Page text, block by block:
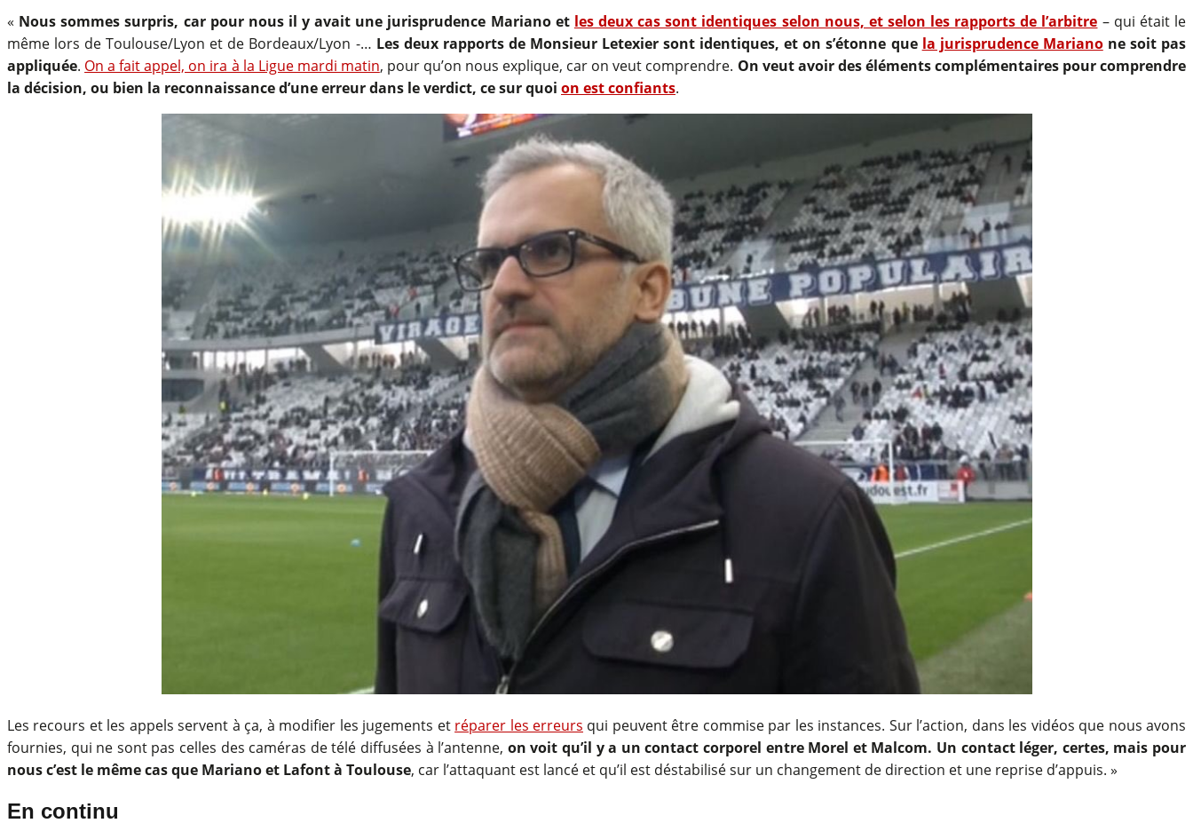
« Nous sommes surpris, car pour nous il y avait une jurisprudence Mariano et les deux cas sont identiques selon nous, et selon les rapports de l’arbitre – qui était le
même lors de Toulouse/Lyon et de Bordeaux/Lyon -… Les deux rapports de Monsieur Letexier sont identiques, et on s’étonne que la jurisprudence Marianone soit pas
appliquée. On a fait appel, on ira à la Ligue mardi matin, pour qu’on nous explique, car on veut comprendre. On veut avoir des éléments complémentaires pour comprendre
la décision, ou bien la reconnaissance d’une erreur dans le verdict, ce sur quoi on est confiants.
Les recours et les appels servent à ça, à modifier les jugements et réparer les erreurs qui peuvent être commise par les instances. Sur l’action, dans les vidéos que nous avons
fournies, qui ne sont pas celles des caméras de télé diffusées à l’antenne, on voit qu’il y a un contact corporel entre Morel et Malcom. Un contact léger, certes, mais pour
nous c’est le même cas que Mariano et Lafont à Toulouse, car l’attaquant est lancé et qu’il est déstabilisé sur un changement de direction et une reprise d’appuis. »
En continu